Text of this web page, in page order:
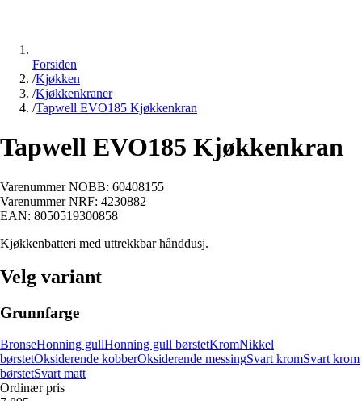
Forsiden
/Kjøkken
/Kjøkkenkraner
/Tapwell EVO185 Kjøkkenkran
Tapwell EVO185 Kjøkkenkran
Varenummer NOBB: 60408155
Varenummer NRF: 4230882
EAN: 8050519300858
Kjøkkenbatteri med uttrekkbar hånddusj.
Velg variant
Grunnfarge
BronseHonning gullHonning gull børstetKromNikkel
børstetOksiderende kobberOksiderende messingSvart kromSvart krom
børstetSvart matt
Ordinær pris